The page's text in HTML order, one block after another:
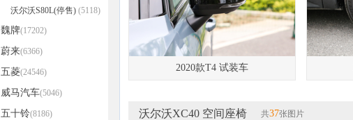
沃尔沃S80L(停售) (5118)
魏牌(17202)
蔚来(6366)
五菱(24546)
威马汽车(5046)
五十铃(8186)
2020款T4 试装车
沃尔沃XC40 空间座椅 共37张图片